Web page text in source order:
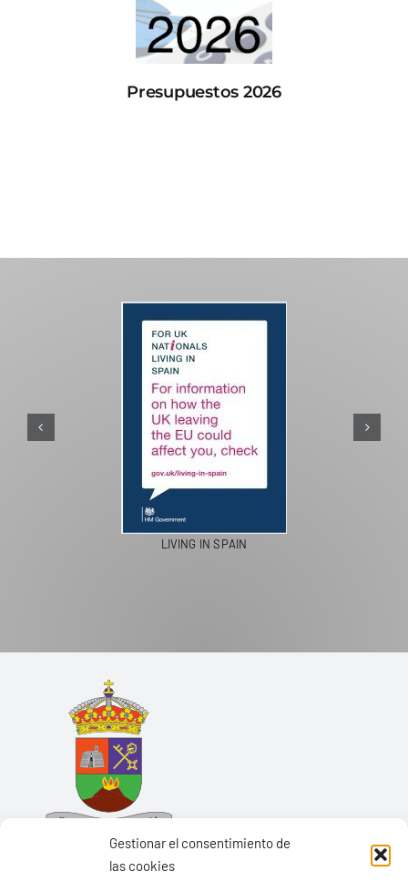
Gestionar el consentimiento de
las cookies
Presupuestos 2026
LIVING IN SPAIN